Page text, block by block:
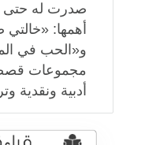
صدرت له حتى
مجموعات
أدبية ونقدية